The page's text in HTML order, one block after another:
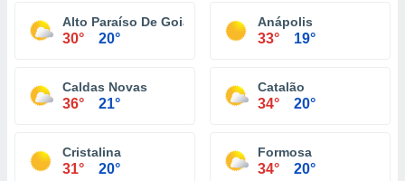
Alto Paraíso De Goiás
30° 20°
Anápolis
33° 19°
Caldas Novas
36° 21°
Catalão
34° 20°
Cristalina
31° 20°
Formosa
34° 20°